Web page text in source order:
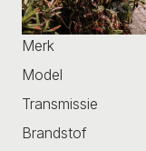
Merk
Model
Transmissie
Brandstof